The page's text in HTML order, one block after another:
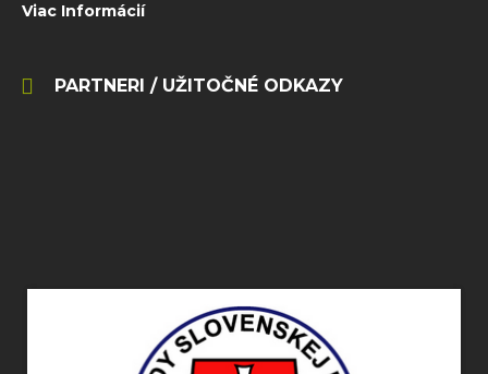
Viac Informácií
PARTNERI / UŽITOČNÉ ODKAZY